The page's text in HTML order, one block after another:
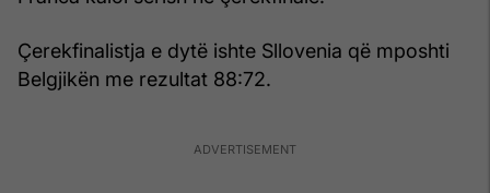
Çerekfinalistja e dytë ishte Sllovenia që mposhti
Belgjikën me rezultat 88:72.